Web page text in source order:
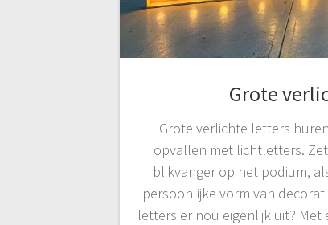
Grote
Grote verlichte letters
opvallen met lichtletters.
blikvanger op het podium,
persoonlijke vorm van
letters er nou eigenlijk uit?